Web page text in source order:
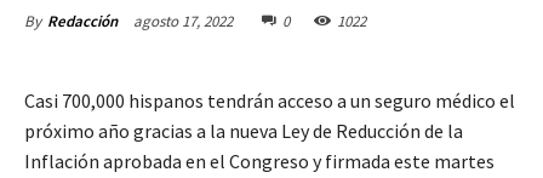
By Redacción agosto 17, 2022 0 1022
Casi 700,000 hispanos tendrán acceso a un seguro médico el
próximo año gracias a la nueva Ley de Reducción de la
Inflación aprobada en el Congreso y firmada este martes